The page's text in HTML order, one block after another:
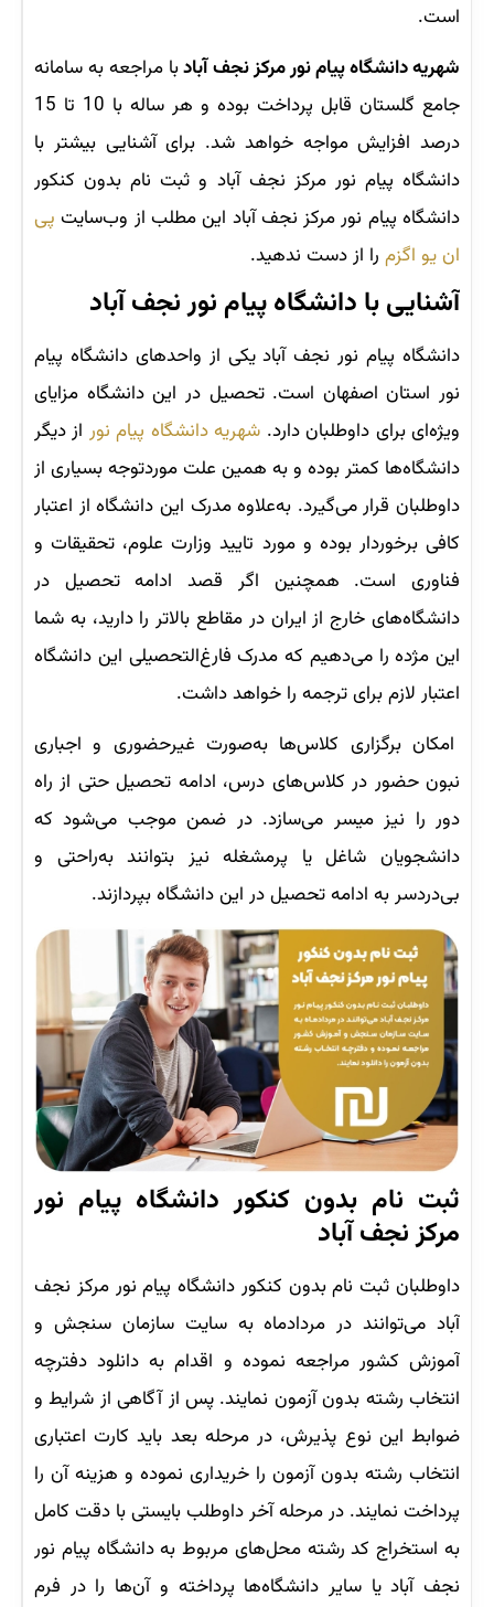
است.
شهریه دانشگاه پیام نور مرکز نجف آبادبا مراجعه به سامانه
جامع گلستان قابل پرداخت بوده و هر ساله با 10 تا 15
درصد افزایش مواجه خواهد شد. برای آشنایی بیشتر با
دانشگاه پیام نور مرکز نجف آباد و ثبت نام بدون کنکور
دانشگاه پیام نور مرکز نجف آباد این مطلب از وب‌سایت پی
ان یو اگزم را از دست ندهید.
آشنایی با دانشگاه پیام نور نجف آباد
دانشگاه پیام نور نجف آباد یکی از واحدهای دانشگاه پیام
نور استان اصفهان است. تحصیل در این دانشگاه مزایای
ویژه‌ای برای داوطلبان دارد. شهریه دانشگاه پیام نور از دیگر
دانشگاه‌ها کمتر بوده و به همین علت موردتوجه بسیاری از
داوطلبان قرار می‌گیرد. به‌علاوه مدرک این دانشگاه از اعتبار
کافی برخوردار بوده و مورد تایید وزارت علوم، تحقیقات و
فناوری است. همچنین اگر قصد ادامه تحصیل در
دانشگاه‌های خارج از ایران در مقاطع بالاتر را دارید، به شما
این مژده را می‌دهیم که مدرک فارغ‌التحصیلی این دانشگاه
اعتبار لازم برای ترجمه را خواهد داشت.
امکان برگزاری کلاس‌ها به‌صورت غیرحضوری و اجباری
نبون حضور در کلاس‌های درس، ادامه تحصیل حتی از راه
دور را نیز میسر می‌سازد. در ضمن موجب می‌شود که
دانشجویان شاغل یا پرمشغله نیز بتوانند به‌راحتی و
بی‌دردسر به ادامه تحصیل در این دانشگاه بپردازند.
ثبت نام بدون کنکور دانشگاه پیام نور
مرکز نجف آباد
داوطلبان ثبت نام بدون کنکور دانشگاه پیام نور مرکز نجف
آباد می‌توانند در مردادماه به سایت سازمان سنجش و
آموزش کشور مراجعه نموده و اقدام به دانلود دفترچه
انتخاب رشته بدون آزمون نمایند. پس از آگاهی از شرایط و
ضوابط این نوع پذیرش، در مرحله بعد باید کارت اعتباری
انتخاب رشته بدون آزمون را خریداری نموده و هزینه آن را
پرداخت نمایند. در مرحله آخر داوطلب بایستی با دقت کامل
به استخراج کد رشته محل‌های مربوط به دانشگاه پیام نور
نجف آباد یا سایر دانشگاه‌ها پرداخته و آن‌ها را در فرم